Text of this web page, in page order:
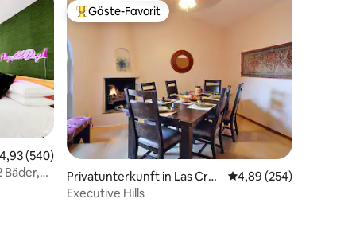
Bewertungen Bewertung: 4,93 von 5, 540 Bewertungen
4,93 (540)
Bäder,
Beliebter Gäste-Favorit.
Gäste-Favorit
Privatunterkunft in Las Cruc
es
Durchschnittliche
4,89 (254)
Executive Hills